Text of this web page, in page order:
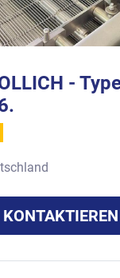
-
KONTAKTIEREN